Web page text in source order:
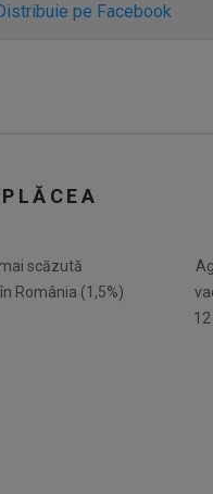
pe Facebook
scăzută
România (1,5%)